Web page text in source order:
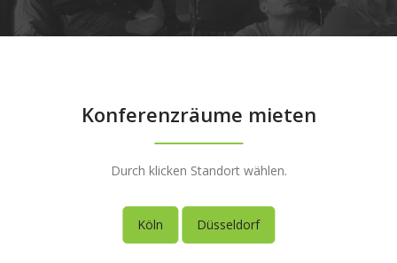
Konferenzräume mieten
Durch klicken Standort wählen.
Köln Düsseldorf